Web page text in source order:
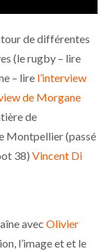
de différentes
(le rugby – lire
– lire l’interview
de Morgane
de
Montpellier (passé
38) Vincent Di
avec Olivier
l’image et et le